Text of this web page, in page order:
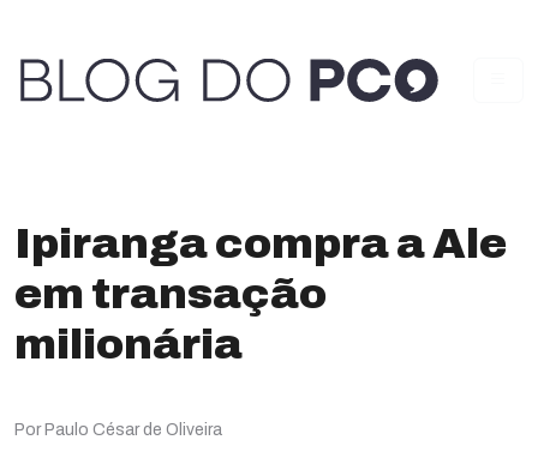
Ipiranga compra a Ale
em transação
milionária
Por Paulo César de Oliveira